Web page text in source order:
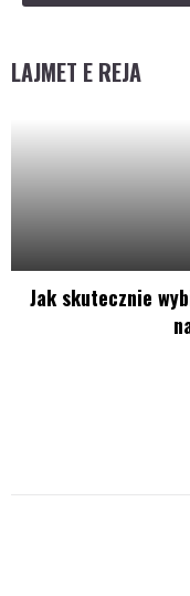
LAJMET E REJA
Jak skutecznie